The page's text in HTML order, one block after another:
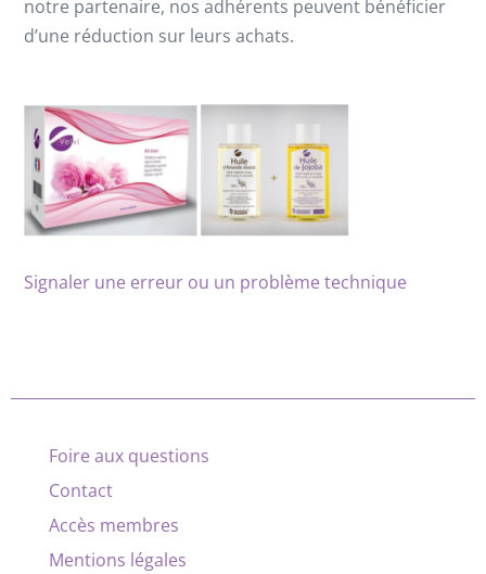
notre partenaire, nos adhérents peuvent bénéficier
d’une réduction sur leurs achats.
Signaler une erreur ou un problème technique
Foire aux questions
Contact
Accès membres
Mentions légales